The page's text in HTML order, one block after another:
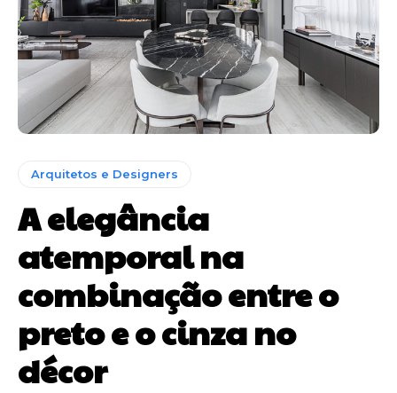
Arquitetos e Designers
A elegância
atemporal na
combinação entre o
preto e o cinza no
décor